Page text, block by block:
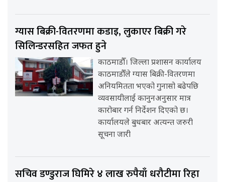
ग्यास बिक्री-वितरणमा कडाइ, लुकाएर बिक्री गरे
सिलिन्डरसहित जफत हुने
काठमाडौँ। जिल्ला प्रशासन कार्यालय
काठमाडौँले ग्यास बिक्री-वितरणमा
अनियमितता भएको गुनासो बढेपछि
व्यवसायीलाई कानुनअनुसार मात्र
कारोबार गर्न निर्देशन दिएको छ।
कार्यालयले बुधबार अत्यन्त जरुरी
सूचना जारी
सचिव डण्डुराज घिमिरे ४ लाख रुपैयाँ धरौटीमा रिहा